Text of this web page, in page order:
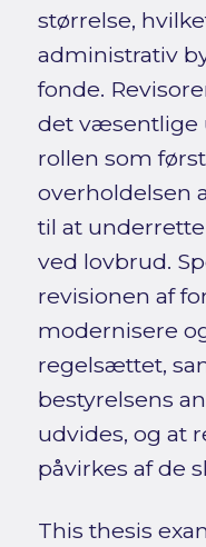
størrelse,
administrativ
fonde.
det væsentlige
rollen som
overholdelsen
til at
ved lovbrud.
revisionen af
modernisere
regelsættet,
bestyrelsens
udvides, og at
påvirkes af de
This thesis